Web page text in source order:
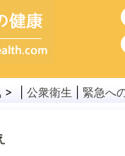
> | 公衆衛生 緊急へ